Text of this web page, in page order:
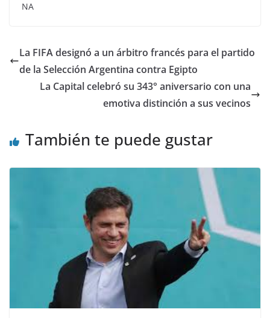
NA
La FIFA designó a un árbitro francés para el partido
de la Selección Argentina contra Egipto
La Capital celebró su 343° aniversario con una
emotiva distinción a sus vecinos
También te puede gustar